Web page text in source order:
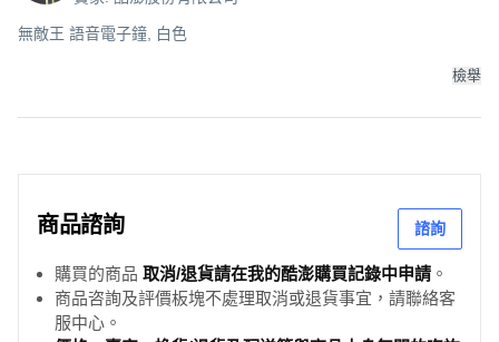
無敵王 語音電子鐘, 白色
檢舉
商品諮詢 諮詢
購買的商品 取消/退貨請在我的酷澎購買記錄中申請 。
商品咨詢及評價板塊不處理取消或退貨事宜，請聯絡客
服中心。